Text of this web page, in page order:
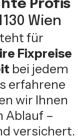
Profis
Wien
für
Fixpreise
bei jedem
erfahrene
wir Ihnen
Ablauf –
versichert.